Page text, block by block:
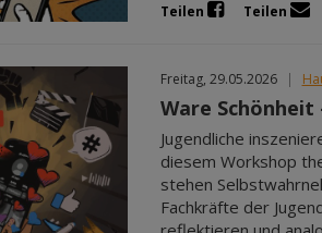
Teilen Teilen
Freitag, 29.05.2026 |
Ware Schönheit
Jugendliche
diesem Workshop
stehen
Fachkräfte der